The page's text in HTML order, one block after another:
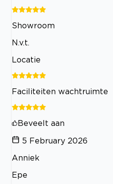
Showroom
N.v.t.
Locatie
Faciliteiten wachtruimte
Beveelt aan
5 February 2026
Anniek
Epe